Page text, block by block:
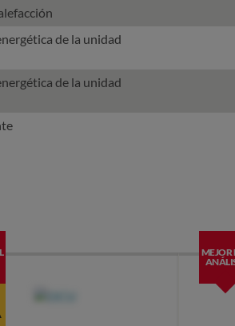
de la unidad
de la unidad
MEJOR